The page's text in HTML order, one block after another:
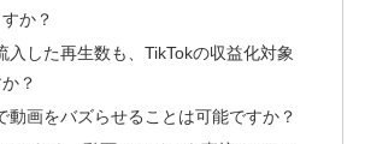
か？
入した再生数も、TikTokの収益化対象
？
動画をバズらせることは可能ですか？